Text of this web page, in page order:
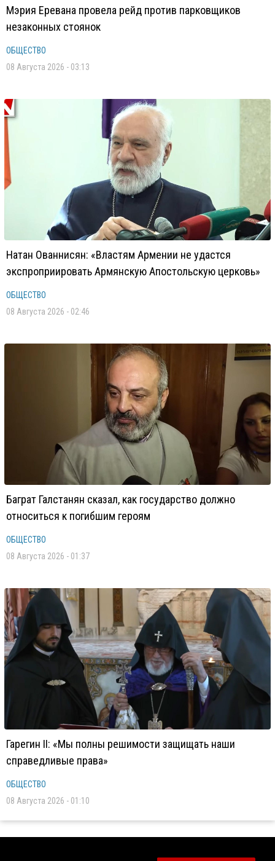
Мэрия Еревана провела рейд против парковщиков
незаконных стоянок
ОБЩЕСТВО
08 Августа 2026 - 03:13
Натан Ованнисян: «Властям Армении не удастся
экспроприировать Армянскую Апостольскую церковь»
ОБЩЕСТВО
08 Августа 2026 - 02:46
Баграт Галстанян сказал, как государство должно
относиться к погибшим героям
ОБЩЕСТВО
08 Августа 2026 - 01:37
Гарегин II: «Мы полны решимости защищать наши
справедливые права»
ОБЩЕСТВО
08 Августа 2026 - 01:10